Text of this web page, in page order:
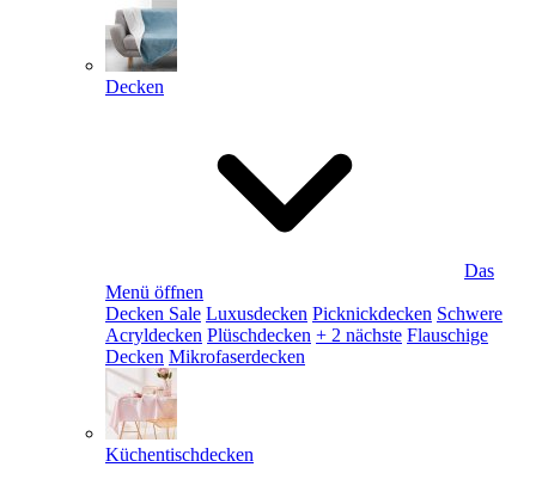
Decken
Das
Menü öffnen
Decken Sale Luxusdecken Picknickdecken Schwere
Acryldecken Plüschdecken + 2 nächste Flauschige
Decken Mikrofaserdecken
Küchentischdecken